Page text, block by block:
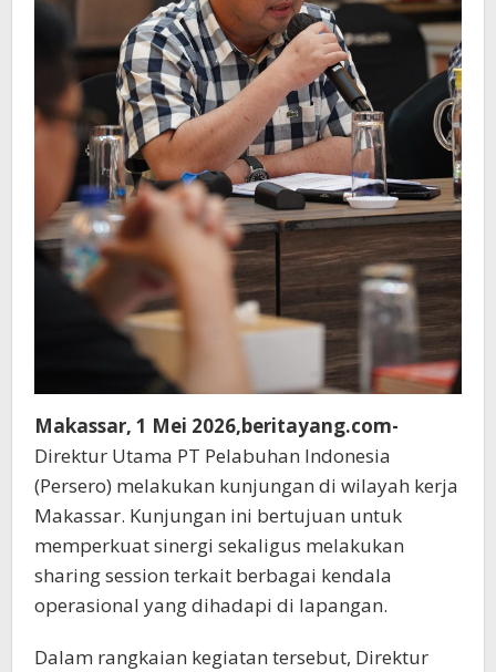
Makassar, 1 Mei 2026,beritayang.com-
Direktur Utama PT Pelabuhan Indonesia
(Persero) melakukan kunjungan di wilayah kerja
Makassar. Kunjungan ini bertujuan untuk
memperkuat sinergi sekaligus melakukan
sharing session terkait berbagai kendala
operasional yang dihadapi di lapangan.
Dalam rangkaian kegiatan tersebut, Direktur